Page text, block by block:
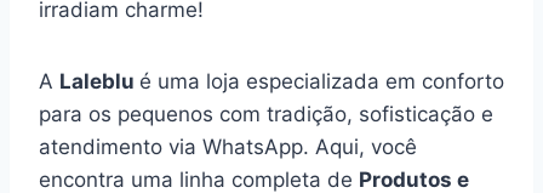
irradiam charme!
A Laleblu é uma loja especializada em conforto
para os pequenos com tradição, sofisticação e
atendimento via WhatsApp. Aqui, você
encontra uma linha completa de Produtos e